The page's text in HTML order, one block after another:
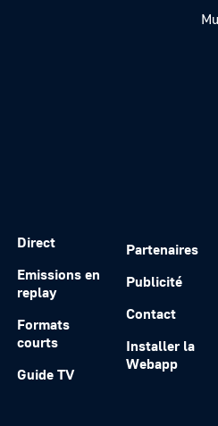
Direct
Emissions en
replay
Formats
courts
Guide TV
Partenaires
Publicité
Contact
Installer la
Webapp